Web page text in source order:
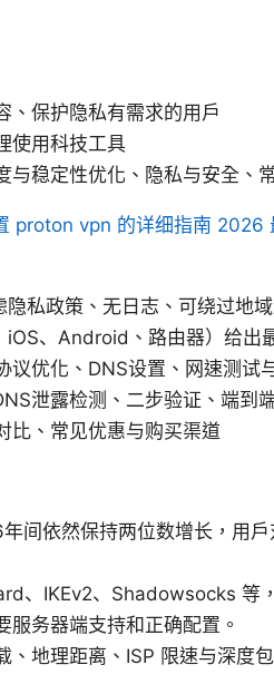
、保护隐私有需求的用户
使用科技工具
与稳定性优化、隐私与安全、
proton vpn 的详细指南 2026
私政策、无日志、可绕过地
、Android、路由器）给出
议优化、DNS设置、网速测试
泄露检测、二步验证、端到
比、常见优惠与购买渠道
间依然保持两位数增长，用
、IKEv2、Shadowsocks 等
务器端支持和正确配置。
地理距离、ISP 限速与深度